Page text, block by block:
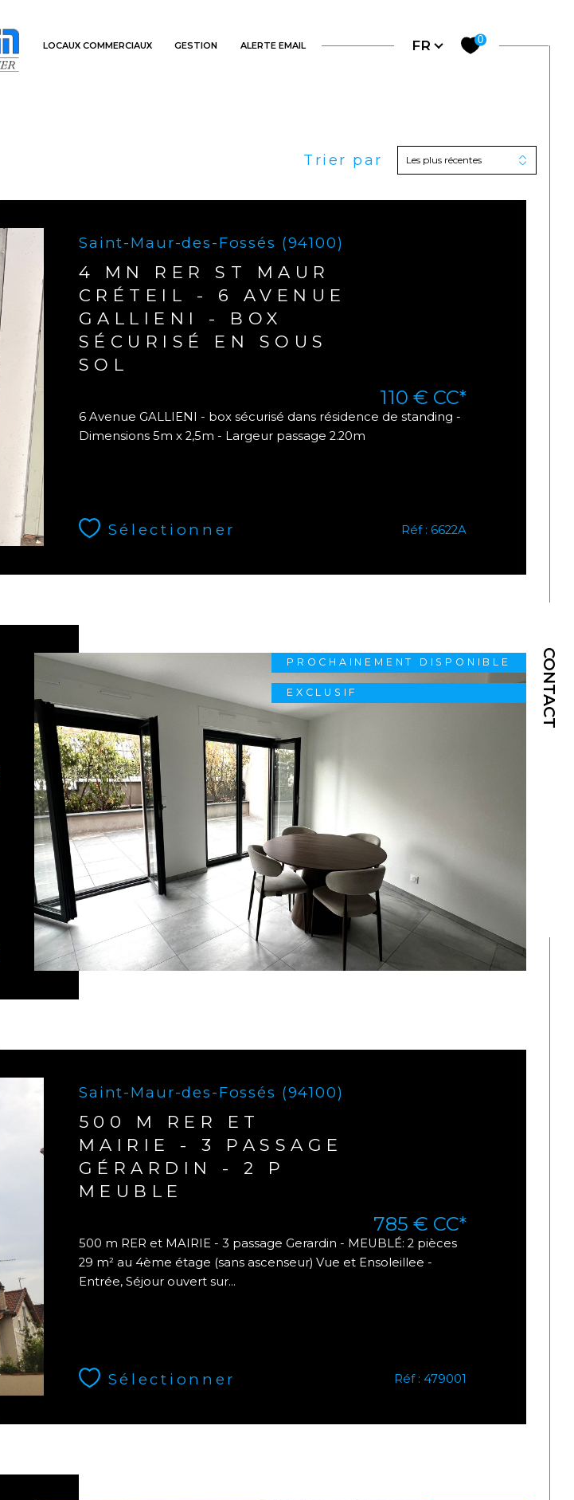
LOCAUX COMMERCIAUX GESTION ALERTE EMAIL Langue
FR 0
CONTACT
Trier par Les plus récentes
Saint-Maur-des-Fossés (94100)
4 MN RER ST MAUR
CRÉTEIL - 6 AVENUE
GALLIENI - BOX
SÉCURISÉ EN SOUS
SOL
110 € CC*
6 Avenue GALLIENI - box sécurisé dans résidence de standing -
Dimensions 5m x 2,5m - Largeur passage 2.20m
Sélectionner Réf : 6622A
PROCHAINEMENT DISPONIBLE
EXCLUSIF
Saint-Maur-des-Fossés (94100)
500 M RER ET
MAIRIE - 3 PASSAGE
GÉRARDIN - 2 P
MEUBLE
785 € CC*
500 m RER et MAIRIE - 3 passage Gerardin - MEUBLÉ: 2 pièces
29 m² au 4ème étage (sans ascenseur) Vue et Ensoleillee -
Entrée, Séjour ouvert sur...
Sélectionner Réf : 479001